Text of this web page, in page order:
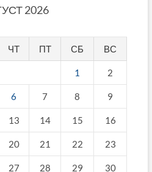
2026
ЧТ ПТ СБ ВС
1 2
6 7 8 9
13 14 15 16
20 21 22 23
27 28 29 30